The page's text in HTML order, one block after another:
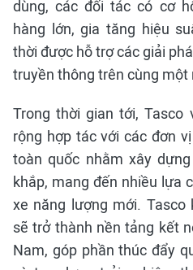
dùng, các đối tác có cơ
hàng lớn, gia tăng hiệu
thời được hỗ trợ các giải
truyền thông trên cùng một
Trong thời gian tới, Tasco
rộng hợp tác với các đơn
toàn quốc nhằm xây
khắp, mang đến nhiều lựa
xe năng lượng mới. Tasco
sẽ trở thành nền tảng kết
Nam, góp phần thúc đẩy